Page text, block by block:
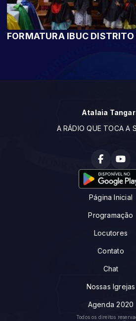
FORMATURA IBUC DISTRITO
Atalaia
A RÁDIO QUE TOCA A
Página Inicial
Programação
Locutores
Contato
Chat
Nossas Igrejas
Agenda 2020
Todos os direitos